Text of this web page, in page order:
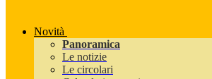
Novità
Panoramica
Le notizie
Le circolari